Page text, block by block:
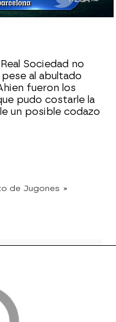
Sociedad no
al abultado
fueron los
pudo costarle la
un posible codazo
de Jugones »